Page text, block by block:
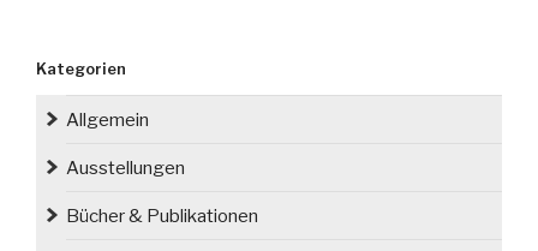
Kategorien
Allgemein
Ausstellungen
Bücher & Publikationen